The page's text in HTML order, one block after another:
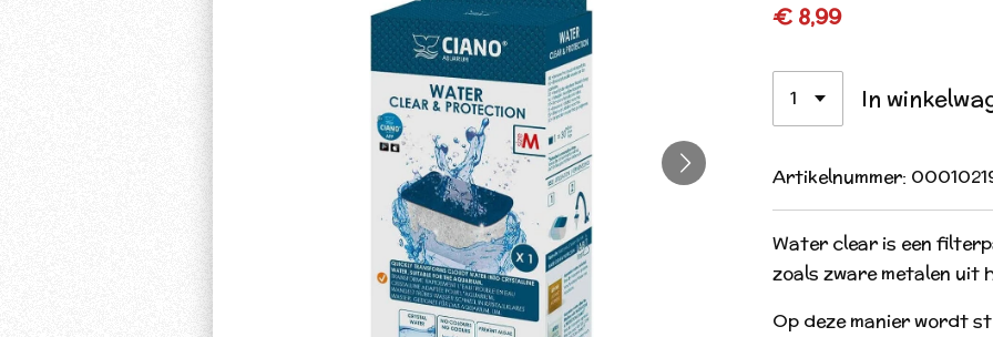
€ 8,99
In
Artikelnummer:
Water clear is een
zoals zware metalen
Op deze manier wordt